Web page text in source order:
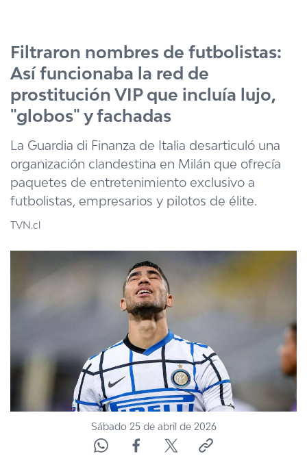
Filtraron nombres de futbolistas:
Así funcionaba la red de
prostitución VIP que incluía lujo,
"globos" y fachadas
La Guardia di Finanza de Italia desarticuló una
organización clandestina en Milán que ofrecía
paquetes de entretenimiento exclusivo a
futbolistas, empresarios y pilotos de élite.
TVN.cl
Sábado 25 de abril de 2026